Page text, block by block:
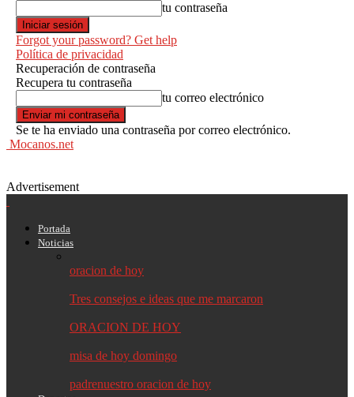
tu contraseña
Forgot your password? Get help
Política de privacidad
Recuperación de contraseña
Recupera tu contraseña
tu correo electrónico
Se te ha enviado una contraseña por correo electrónico.
Mocanos.net
Advertisement
Portada
Noticias
oracion de hoy
Tres consejos e ideas que me marcaron
ORACION DE HOY
misa de hoy domingo
padrenuestro oracion de hoy